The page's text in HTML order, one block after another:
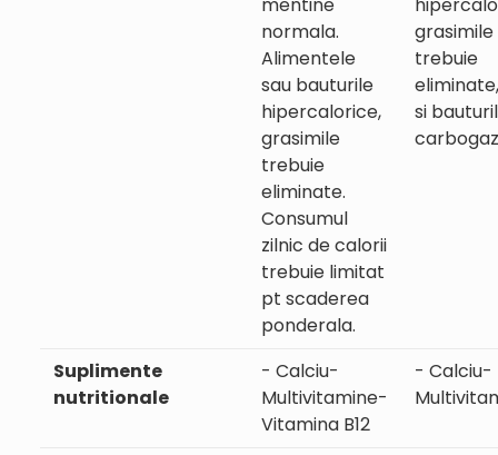
normala.
Alimentele
sau bauturile
hipercalorice,
grasimile
trebuie
eliminate.
Consumul
zilnic de calorii
trebuie limitat
pt scaderea
ponderala.
grasimile
trebuie
si
Suplimente
nutritionale
- Calciu-
Multivitamine-
Vitamina B12
- Calciu-